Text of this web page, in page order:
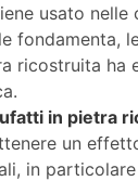
usato nelle
fondamenta,
ricostruita ha
in pietra
un
in